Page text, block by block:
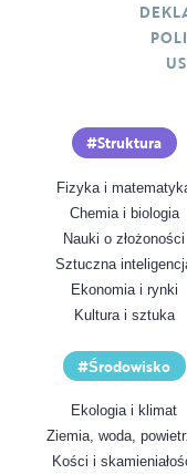
Struktura
Fizyka i
Chemia i biologia
Nauki o złożoności
Sztuczna
Ekonomia i rynki
Kultura i sztuka
Środowisko
Ekologia i klimat
Ziemia, woda,
Kości i